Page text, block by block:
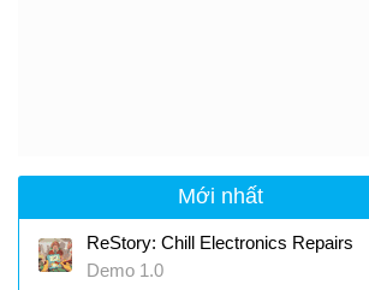
Mới nhất
ReStory: Chill Electronics Repairs
Demo 1.0